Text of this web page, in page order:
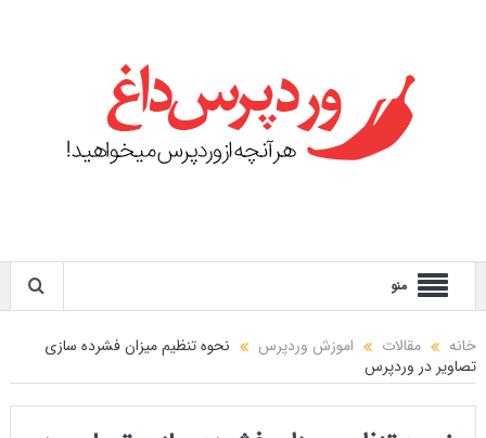
منو
خانه مقالات اموزش وردپرس
نحوه تنظیم میزان فشرده سازی
تصاویر در وردپرس